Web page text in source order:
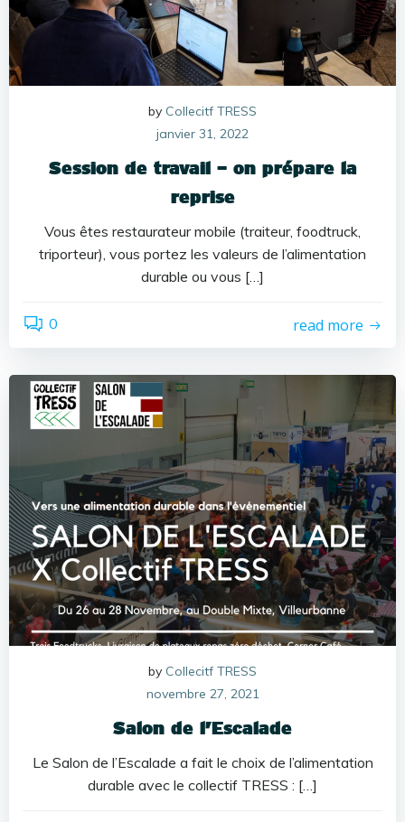
by Collecitf TRESS
janvier 31, 2022
Session de travail – on prépare la
reprise
Vous êtes restaurateur mobile (traiteur, foodtruck,
triporteur), vous portez les valeurs de l’alimentation
durable ou vous […]
0 read more
by Collecitf TRESS
novembre 27, 2021
Salon de l’Escalade
Le Salon de l’Escalade a fait le choix de l’alimentation
durable avec le collectif TRESS : […]